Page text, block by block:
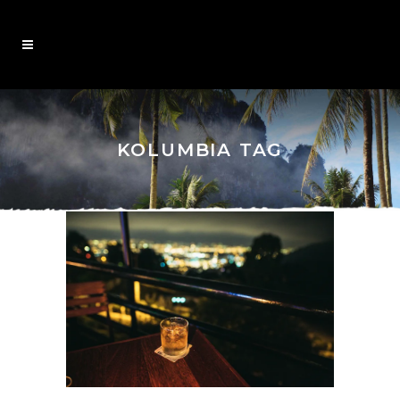
KOLUMBIA TAG